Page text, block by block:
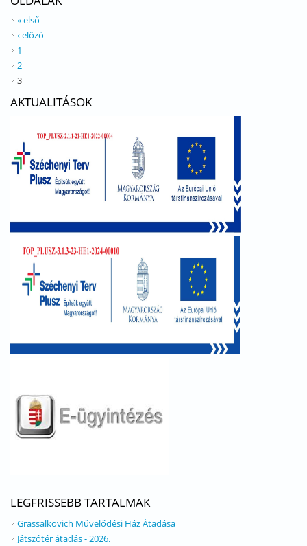
« első
‹ előző
1
2
3
AKTUALITÁSOK
LEGFRISSEBB TARTALMAK
Grassalkovich Művelődési Ház Átadása
Játszótér átadás - 2026.